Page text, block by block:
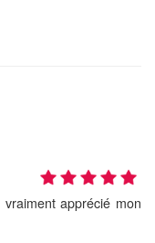
apprécié mon